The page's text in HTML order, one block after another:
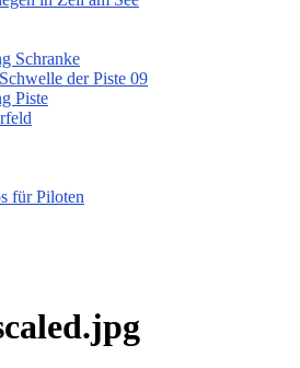
Schranke
der Piste 09
Piste
für Piloten